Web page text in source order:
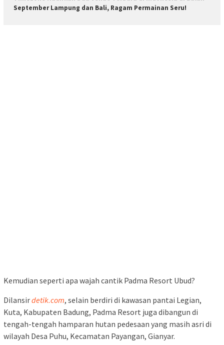
September Lampung dan Bali, Ragam Permainan Seru!
Kemudian seperti apa wajah cantik Padma Resort Ubud?
Dilansirdetik.com, selain berdiri di kawasan pantai Legian,
Kuta, Kabupaten Badung, Padma Resort juga dibangun di
tengah-tengah hamparan hutan pedesaan yang masih asri di
wilayah Desa Puhu, Kecamatan Payangan, Gianyar.